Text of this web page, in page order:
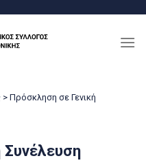
> Πρόσκληση σε Γενική
Συνέλευση